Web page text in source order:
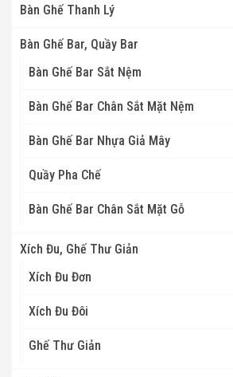
Bàn Ghế Thanh Lý
Bàn Ghế Bar, Quầy Bar
Bàn Ghế Bar Sắt Nệm
Bàn Ghế Bar Chân Sắt Mặt Nệm
Bàn Ghế Bar Nhựa Giả Mây
Quầy Pha Chế
Bàn Ghế Bar Chân Sắt Mặt Gỗ
Xích Đu, Ghế Thư Giản
Xích Đu Đơn
Xích Đu Đôi
Ghế Thư Giản